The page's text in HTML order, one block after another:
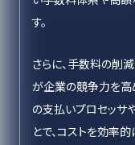
す。
さらに、手数料の削
が企業の競争力を高
の支払いプロセッサ
とで、コストを効率